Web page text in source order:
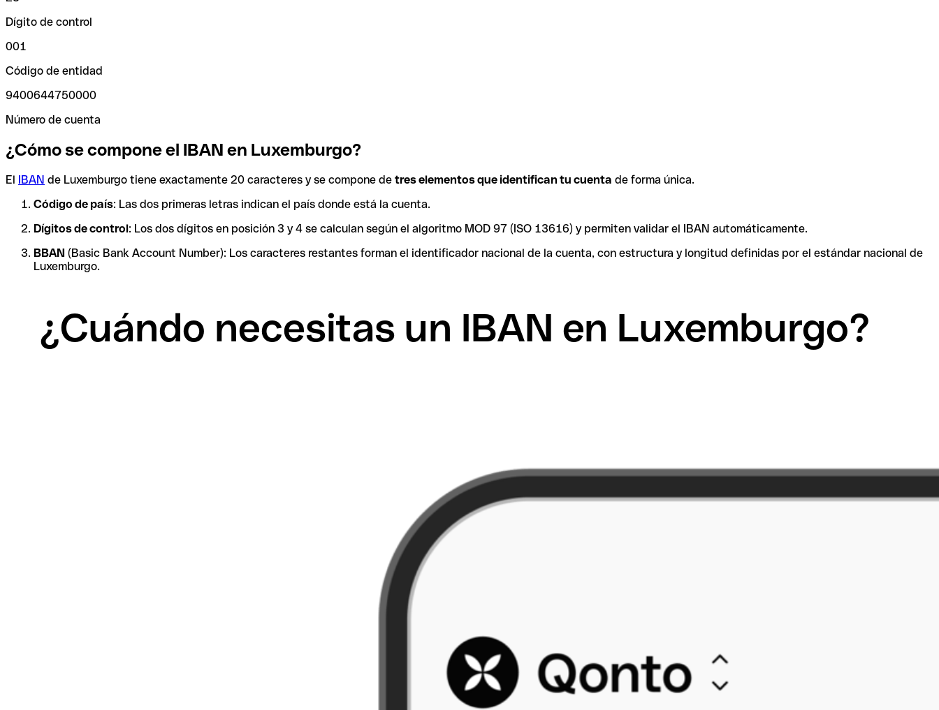
Dígito de control
001
Código de entidad
9400644750000
Número de cuenta
¿Cómo se compone el IBAN en Luxemburgo?
El IBAN de Luxemburgo tiene exactamente 20 caracteres y se compone de tres elementos que identifican tu cuenta de forma única.
Código de país: Las dos primeras letras indican el país donde está la cuenta.
Dígitos de control: Los dos dígitos en posición 3 y 4 se calculan según el algoritmo MOD 97 (ISO 13616) y permiten validar el IBAN automáticamente.
BBAN (Basic Bank Account Number): Los caracteres restantes forman el identificador nacional de la cuenta, con estructura y longitud definidas por el estándar nacional de
Luxemburgo.
¿Cuándo necesitas un IBAN en Luxemburgo?